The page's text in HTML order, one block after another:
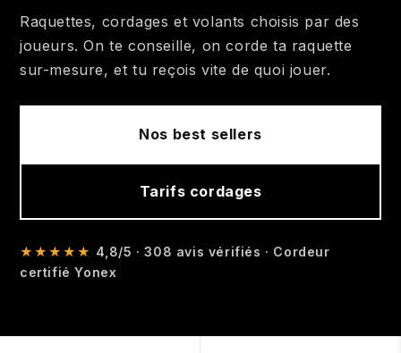
Raquettes, cordages et volants choisis par des
joueurs. On te conseille, on corde ta raquette
sur-mesure, et tu reçois vite de quoi jouer.
Nos best sellers
Tarifs cordages
★★★★★ 4,8/5 · 308 avis vérifiés · Cordeur
certifié Yonex